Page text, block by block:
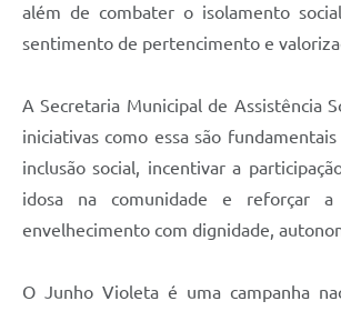
além de combater o isolamento
sentimento de pertencimento e
A Secretaria Municipal de Assistência
iniciativas como essa são
inclusão social, incentivar a
idosa na comunidade e reforçar a
envelhecimento com dignidade,
O Junho Violeta é uma campanha